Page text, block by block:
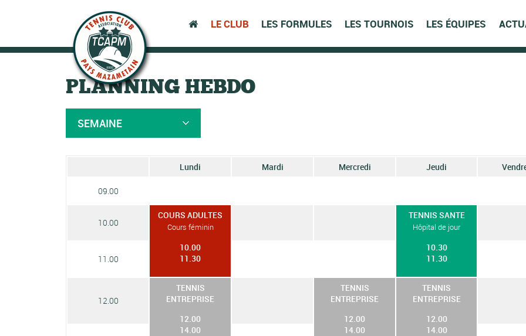
LE CLUB LES FORMULES LES TOURNOIS LES ÉQUIPES
PLANNING HEBDO
SEMAINE
Lundi Mardi Mercredi Jeudi
09.00
10.00
COURS ADULTES
Cours féminin
10.00
11.30
TENNIS SANTE
Hôpital de jour
10.30
11.30
11.00
12.00
TENNIS
ENTREPRISE
12.00
14.00
TENNIS
ENTREPRISE
12.00
14.00
TENNIS
ENTREPRISE
12.00
14.00